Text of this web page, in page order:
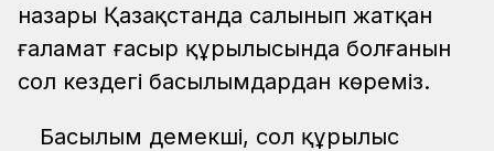
назары Қазақстанда салынып жатқан
ғаламат ғасыр құрылысында болғанын
сол кездегі басылымдардан көреміз.
Басылым демекші, сол құрылыс